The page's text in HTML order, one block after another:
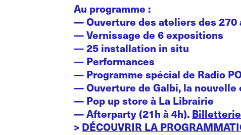
Au programme :
— Ouverture des ateliers des 270
— Vernissage de 6 expositions
— 25 installation in situ
— Performances
— Programme spécial de Radio
— Ouverture de Galbi, la nouvelle
— Pop up store à La Librairie
— Afterparty (21h à 4h).
> DÉCOUVRIR LA